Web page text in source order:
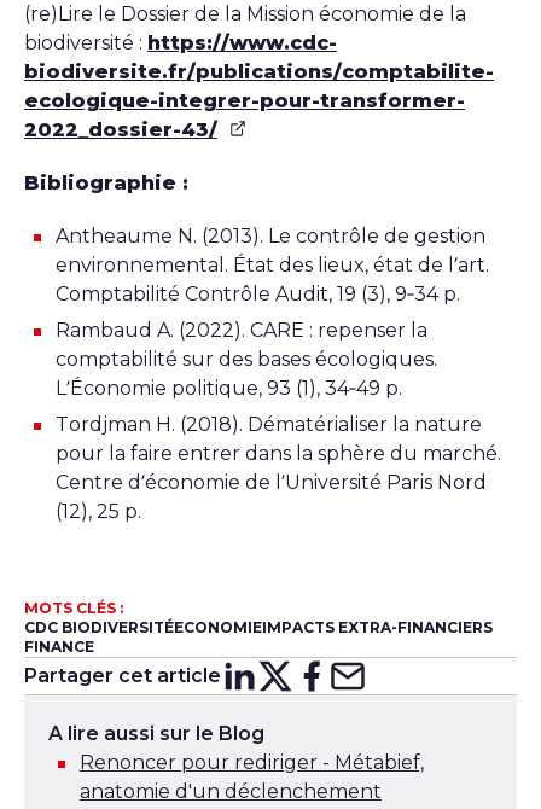
(re)Lire le Dossier de la Mission économie de la
biodiversité : https://www.cdc-
biodiversite.fr/publications/comptabilite-
ecologique-integrer-pour-transformer-
2022_dossier-43/
Bibliographie :
Antheaume N. (2013). Le contrôle de gestion
environnemental. État des lieux, état de l’art.
Comptabilité Contrôle Audit, 19 (3), 9‑34 p.
Rambaud A. (2022). CARE : repenser la
comptabilité sur des bases écologiques.
L’Économie politique, 93 (1), 34‑49 p.
Tordjman H. (2018). Dématérialiser la nature
pour la faire entrer dans la sphère du marché.
Centre d’économie de l’Université Paris Nord
(12), 25 p.
MOTS CLÉS :
CDC BIODIVERSITÉECONOMIEIMPACTS EXTRA-FINANCIERS
FINANCE
Partager cet article Partager sur
Partager surX
Partager
Partager
A lire aussi sur le Blog
Renoncer pour rediriger - Métabief,
anatomie d'un déclenchement